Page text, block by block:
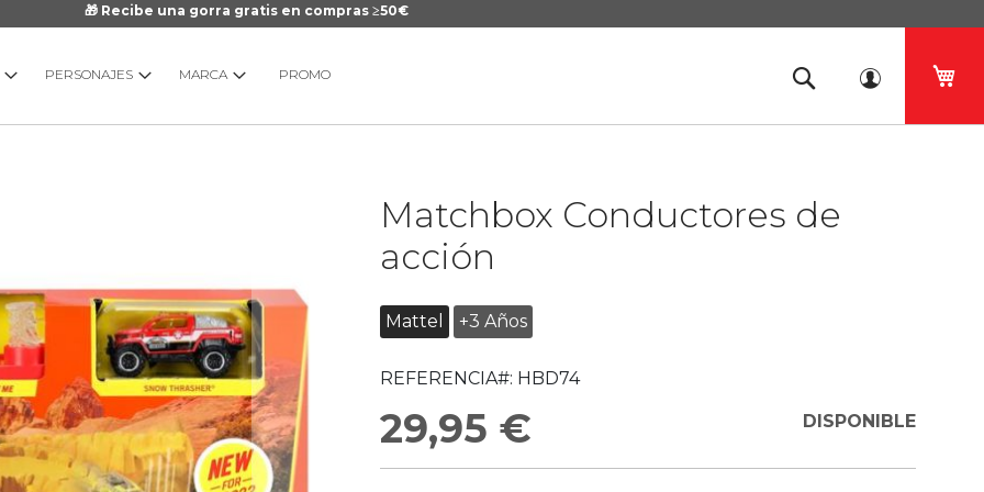
🎁 Recibe una gorra gratis en compras ≥50€
PERSONAJES MARCA PROMO
Matchbox Conductores de
acción
Mattel +3 Años
REFERENCIA#: HBD74
29,95 € DISPONIBLE
galería
imágenes